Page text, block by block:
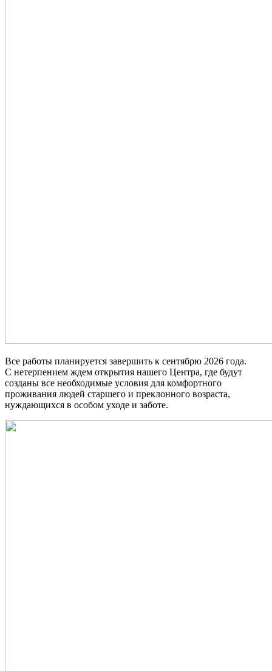
Все работы планируется завершить к сентябрю 2026 года.
С нетерпением ждем открытия нашего Центра, где будут
созданы все необходимые условия для комфортного
проживания людей старшего и преклонного возраста,
нуждающихся в особом уходе и заботе.